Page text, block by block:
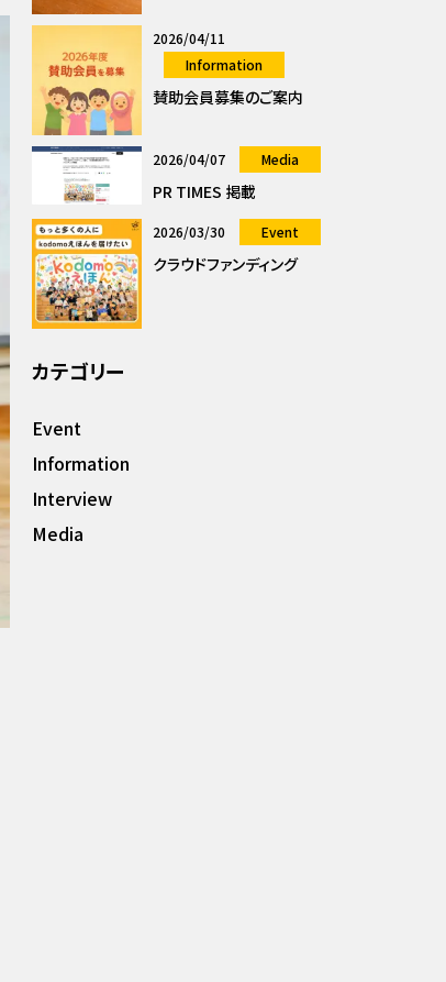
2026/04/11
Information
賛助会員募集のご案内
2026/04/07 Media
PR TIMES 掲載
2026/03/30 Event
クラウドファンディング
カテゴリー
Event
Information
Interview
Media